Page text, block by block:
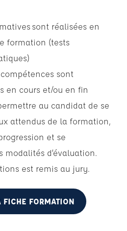
sont réalisées en
formation (tests
sont
en cours et/ou en fin
au candidat de se
attendus de la formation,
et se
modalités d’évaluation.
est remis au jury.
FICHE FORMATION